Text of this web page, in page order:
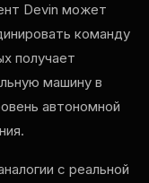
Devin может
команду
получает
машину в
автономной
с реальной